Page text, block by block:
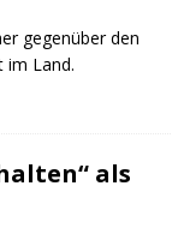
gegenüber den
im Land.
als